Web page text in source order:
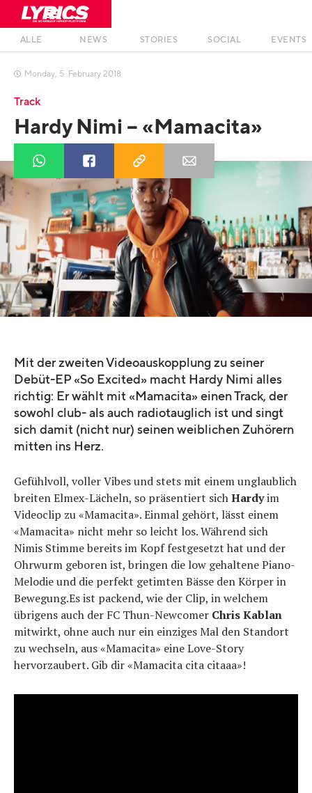
ALLE NEWS STORIES SOCIAL EVENTS
 Monday, 5. February 2018
Track
Hardy Nimi – «Mamacita»
Mit der zweiten Videoauskopplung zu seiner
Debüt-EP «So Excited» macht Hardy Nimi alles
richtig: Er wählt mit «Mamacita» einen Track, der
sowohl club- als auch radiotauglich ist und singt
sich damit (nicht nur) seinen weiblichen Zuhörern
mitten ins Herz.
Gefühlvoll, voller Vibes und stets mit einem unglaublich
breiten Elmex-Lächeln, so präsentiert sichHardyim
Videoclip zu «Mamacita». Einmal gehört, lässt einem
«Mamacita» nicht mehr so leicht los. Während sich
Nimis Stimme bereits im Kopf festgesetzt hat und der
Ohrwurm geboren ist, bringen die low gehaltene Piano-
Melodie und die perfekt getimten Bässe den Körper in
Bewegung.Es ist packend, wie der Clip, in welchem
übrigens auch der FC Thun-Newcomer Chris Kablan
mitwirkt, ohne auch nur ein einziges Mal den Standort
zu wechseln, aus «Mamacita» eine Love-Story
hervorzaubert. Gib dir «Mamacita cita citaaa»!